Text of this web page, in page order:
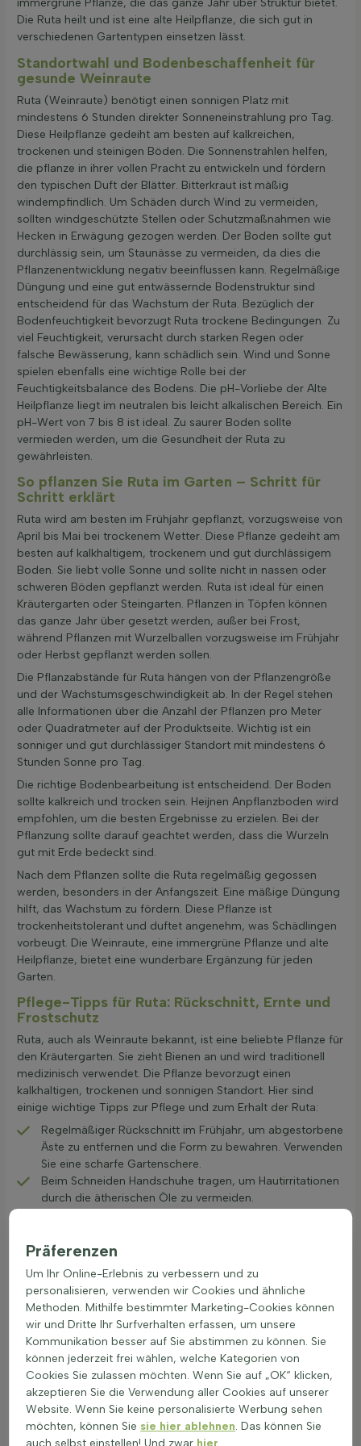
immergrüne Pflanze, die das ganze Jahr über Struktur bietet.
Die Ruta heilt und ist eine alte Heilpflanze, die sich gut in
verschiedenen Gartentypen einsetzen lässt.
Standortwahl und Bodenbeschaffenheit für
gesunde Weinraute
Ruta (Weinraute) benötigt einen sonnigen Platz mit
mindestens 6 Stunden direkter Sonneneinstrahlung pro Tag.
Diese Heilpflanze gedeiht am besten auf kalkreichen,
trockenen und steinigen Böden. Die Sonnenstrahlen helfen,
die pflanze in ihrer vollen Pracht zu entwickeln und fördern
den typischen Duft der Blätter. Bitterkraut ist mäßig
windempfindlich. Um Schäden durch Wind zu vermeiden,
sollten windgeschützte Stellen oder Schutzmaßnahmen wie
Hecken in Erwägung gezogen werden. Der Boden sollte gut
durchlässig sein, um Staunässe zu vermeiden, da dies die
Pflanzenentwicklung negativ beeinflussen kann. Regelmäßige
Düngung und eine gut entwässernde Bodenstruktur sind
entscheidend für das Wachstum der Ruta. Bezüglich der
Bodenfeuchtigkeit bevorzugt Ruta trockene Bedingungen. Zu
viel Feuchtigkeit, verursacht durch starken Regen oder
falsche Bewässerung, kann schädlich sein. Wind und Sonne
spielen ebenfalls eine wichtige Rolle bei der
Feuchtigkeitsbalance des Bodens. Die pH-Vorliebe der Alte
Heilpflanze liegt im neutralen bis leicht alkalischen Bereich. Ein
pH-Wert von 7 bis 8 ist ideal. Zu saurer Boden sollte
vermieden werden, um die Gesundheit der Ruta zu
gewährleisten.
So pflanzen Sie Ruta im Garten – Schritt für
Schritt erklärt
Ruta wird am besten im Frühjahr gepflanzt, vorzugsweise von
April bis Mai bei trockenem Wetter. Diese Pflanze gedeiht am
besten auf kalkhaltigem, trockenem und gut durchlässigem
Boden. Sie liebt volle Sonne und sollte nicht in nassen oder
schweren Böden gepflanzt werden. Ruta ist ideal für einen
Kräutergarten oder Steingarten. Pflanzen in Töpfen können
das ganze Jahr über gesetzt werden, außer bei Frost,
während Pflanzen mit Wurzelballen vorzugsweise im Frühjahr
oder Herbst gepflanzt werden sollen.
Die Pflanzabstände für Ruta hängen von der Pflanzengröße
und der Wachstumsgeschwindigkeit ab. In der Regel stehen
alle Informationen über die Anzahl der Pflanzen pro Meter
oder Quadratmeter auf der Produktseite. Wichtig ist ein
sonniger und gut durchlässiger Standort mit mindestens 6
Stunden Sonne pro Tag.
Die richtige Bodenbearbeitung ist entscheidend. Der Boden
sollte kalkreich und trocken sein. Heijnen Anpflanzboden wird
empfohlen, um die besten Ergebnisse zu erzielen. Bei der
Pflanzung sollte darauf geachtet werden, dass die Wurzeln
gut mit Erde bedeckt sind.
Nach dem Pflanzen sollte die Ruta regelmäßig gegossen
werden, besonders in der Anfangszeit. Eine mäßige Düngung
hilft, das Wachstum zu fördern. Diese Pflanze ist
trockenheitstolerant und duftet angenehm, was Schädlingen
vorbeugt. Die Weinraute, eine immergrüne Pflanze und alte
Heilpflanze, bietet eine wunderbare Ergänzung für jeden
Garten.
Pflege-Tipps für Ruta: Rückschnitt, Ernte und
Frostschutz
Ruta, auch als Weinraute bekannt, ist eine beliebte Pflanze für
den Kräutergarten. Sie zieht Bienen an und wird traditionell
medizinisch verwendet. Die Pflanze bevorzugt einen
kalkhaltigen, trockenen und sonnigen Standort. Hier sind
einige wichtige Tipps zur Pflege und zum Erhalt der Ruta:
Regelmäßiger Rückschnitt im Frühjahr, um abgestorbene
Äste zu entfernen und die Form zu bewahren. Verwenden
Sie eine scharfe Gartenschere.
Beim Schneiden Handschuhe tragen, um Hautirritationen
durch die ätherischen Öle zu vermeiden.
Sparsam gießen, da die Ruta trockenheitstolerant ist und
oder neue Pflanzen kultivieren.
Für die Frostschutzmaßnahmen im Winter ist ein leichter
Schutz bei extremen Temperaturen sinnvoll.
Verpflanzen im zeitigen Frühjahr bei Bedarf. Nach dem
Verpflanzen gut wässern und regelmäßig auf Anzeichen
von Stress achten.
Weinraute kaufen für den Garten bietet nicht nur eine
Präferenzen
Um Ihr Online-Erlebnis zu verbessern und zu
personalisieren, verwenden wir Cookies und ähnliche
Methoden. Mithilfe bestimmter Marketing-Cookies können
wir und Dritte Ihr Surfverhalten erfassen, um unsere
Kommunikation besser auf Sie abstimmen zu können. Sie
können jederzeit frei wählen, welche Kategorien von
Cookies Sie zulassen möchten. Wenn Sie auf „OK“ klicken,
akzeptieren Sie die Verwendung aller Cookies auf unserer
Website. Wenn Sie keine personalisierte Werbung sehen
möchten, können Sie sie hier ablehnen. Das können Sie
auch selbst einstellen! Und zwar hier.